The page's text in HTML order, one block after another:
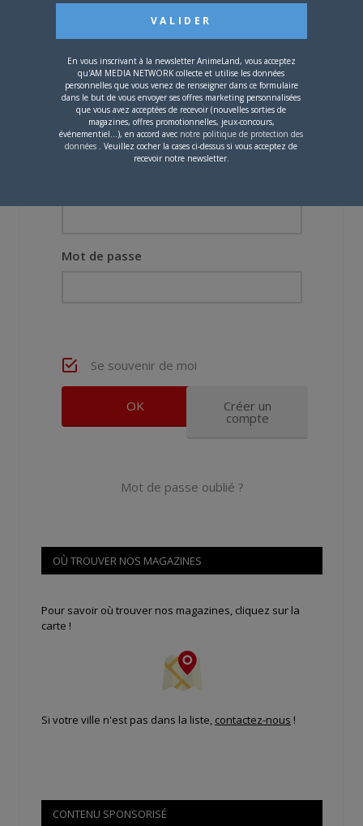
Let the Music Play… et coiffez-vous !
13 JUIN 2019
Le Journal d’Annecy : Jour 3 (celui de
Promare)
Mot de passe
Se souvenir de moi
Créer un
compte
Mot de passe oublié ?
OÙ TROUVER NOS MAGAZINES
Pour savoir où trouver nos magazines, cliquez sur la
carte !
Si votre ville n'est pas dans la liste, contactez-nous !
CONTENU SPONSORISÉ
En vous inscrivant à la newsletter AnimeLand, vous acceptez
qu'AM MEDIA NETWORK collecte et utilise les données
personnelles que vous venez de renseigner dans ce formulaire
dans le but de vous envoyer ses offres marketing personnalisées
que vous avez acceptées de recevoir (nouvelles sorties de
magazines, offres promotionnelles, jeux-concours,
événementiel...), en accord avec notre politique de protection des
données . Veuillez cocher la cases ci-dessus si vous acceptez de
recevoir notre newsletter.